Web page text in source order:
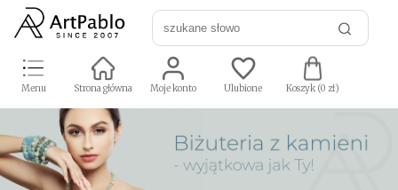
Menu Strona główna Moje konto Ulubione Koszyk (0 zł)